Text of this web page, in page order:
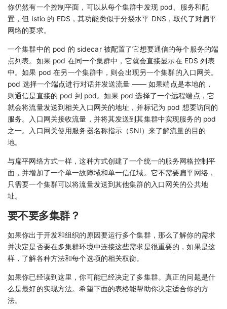
你仍然有一个控制平面，可以从每个集群中发现 pod、服务和配
置，但 Istio 的 EDS，其功能类似于分裂水平 DNS，取代了对扁平
网络的要求。
一个集群中的 pod 的 sidecar 被配置了它想要通信的每个服务的端
点列表。如果 pod 在同一个集群中，它就会直接显示在 EDS 列表
中。如果 pod 在另一个集群中，则会出现另一个集群的入口网关。
pod 选择一个端点进行对话并发送流量 —— 如果端点是本地的，
则通信是直接的 pod 到 pod。如果 pod 选择了一个远程端点，它
就会将流量发送到相关入口网关的地址，并标记为 pod 想要访问的
服务。入口网关接收流量，并将其发送到其集群中实现服务的 pod
之一。入口网关使用服务器名称指示（SNI）来了解流量的目的
地。
与扁平网络方式一样，这种方式创建了一个统一的服务网格控制平
面，并增加了一个单一故障域和单一信任域。它不需要扁平网络，
只需要一个集群可以将流量发送到其他集群的入口网关的公共地
址。
要不要多集群？
如果你出于开发和组织的原因要运行多个集群，那么了解你的需求
并决定是否要在多集群环境中连接这些需求是很重要的，如果是这
样，了解各种方法和每个选项的相关权衡。
如果你已经读到这里，你可能已经决定了多集群。真正的问题是什
么是最好的实现方法。希望下面的表格能帮助你决定适合你的方
法。